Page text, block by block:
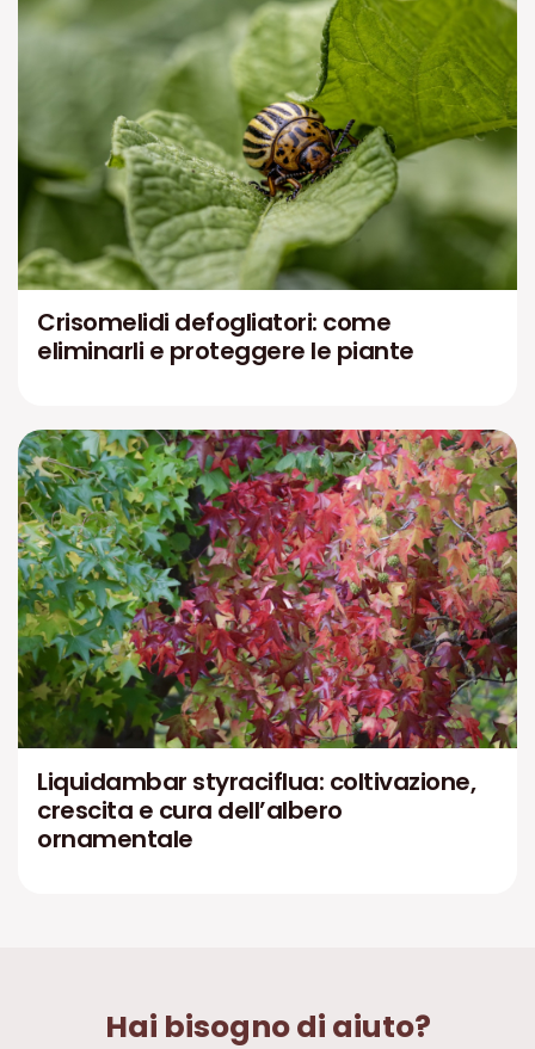
Crisomelidi defogliatori: come
eliminarli e proteggere le piante
Liquidambar styraciflua: coltivazione,
crescita e cura dell’albero
ornamentale
Hai bisogno di aiuto?